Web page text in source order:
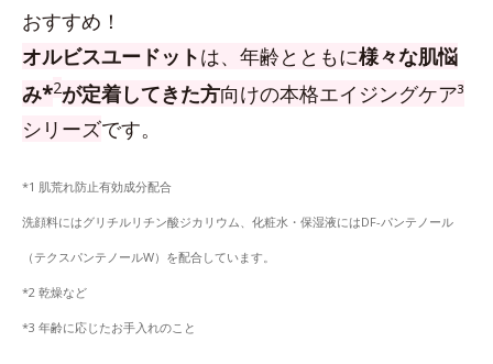
おすすめ！
オルビスユードットは、年齢とともに様々な肌悩
み*2が定着してきた方向けの本格エイジングケア³
シリーズです。
*1 肌荒れ防止有効成分配合
洗顔料にはグリチルリチン酸ジカリウム、化粧水・保湿液にはDF-パンテノール
（テクスパンテノールW）を配合しています。
*2 乾燥など
*3 年齢に応じたお手入れのこと